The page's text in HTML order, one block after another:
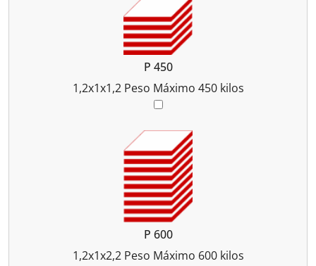
P 450
1,2x1x1,2 Peso Máximo 450 kilos
P 600
1,2x1x2,2 Peso Máximo 600 kilos